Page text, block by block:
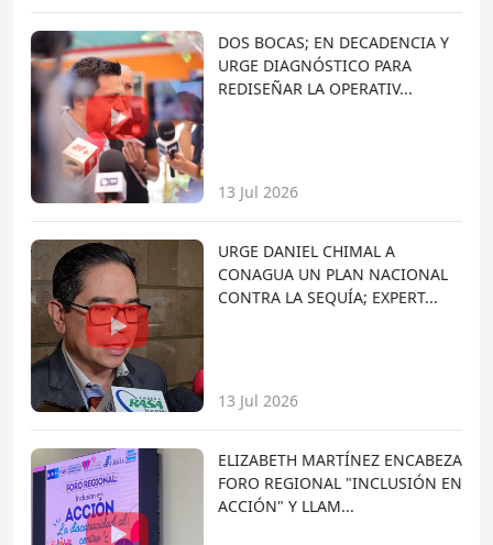
DOS BOCAS; EN DECADENCIA Y
URGE DIAGNÓSTICO PARA
REDISEÑAR LA OPERATIV...
13 Jul 2026
URGE DANIEL CHIMAL A
CONAGUA UN PLAN NACIONAL
CONTRA LA SEQUÍA; EXPERT...
13 Jul 2026
ELIZABETH MARTÍNEZ ENCABEZA
FORO REGIONAL "INCLUSIÓN EN
ACCIÓN" Y LLAM...